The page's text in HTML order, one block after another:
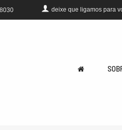
deixe que ligamos para